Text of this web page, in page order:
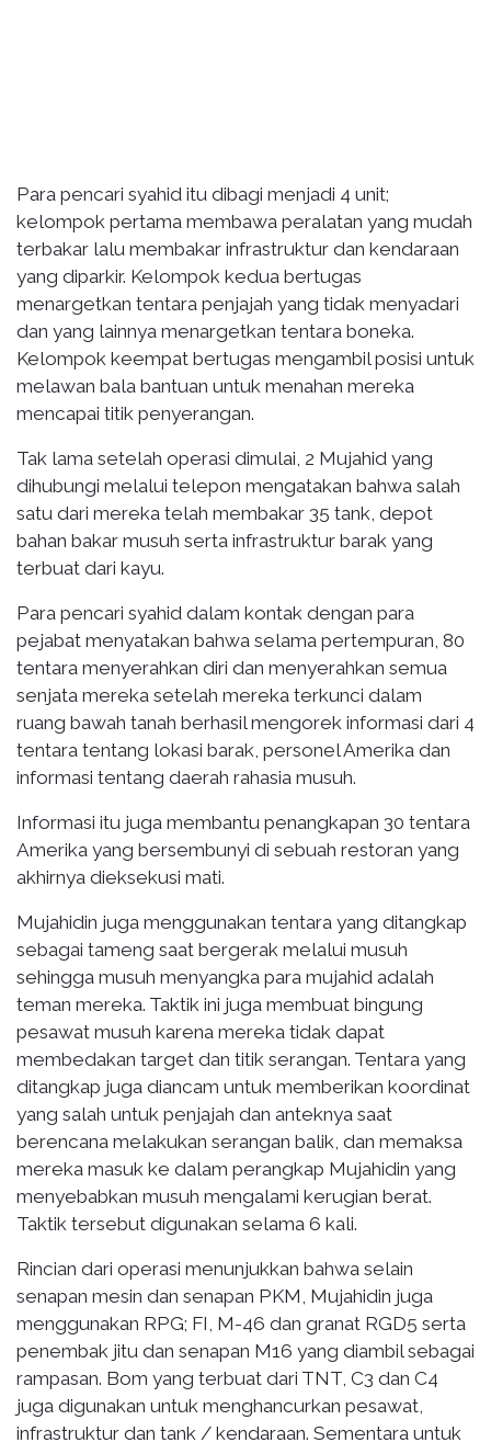
Para pencari syahid itu dibagi menjadi 4 unit;
kelompok pertama membawa peralatan yang mudah
terbakar lalu membakar infrastruktur dan kendaraan
yang diparkir. Kelompok kedua bertugas
menargetkan tentara penjajah yang tidak menyadari
dan yang lainnya menargetkan tentara boneka.
Kelompok keempat bertugas mengambil posisi untuk
melawan bala bantuan untuk menahan mereka
mencapai titik penyerangan.
Tak lama setelah operasi dimulai, 2 Mujahid yang
dihubungi melalui telepon mengatakan bahwa salah
satu dari mereka telah membakar 35 tank, depot
bahan bakar musuh serta infrastruktur barak yang
terbuat dari kayu.
Para pencari syahid dalam kontak dengan para
pejabat menyatakan bahwa selama pertempuran, 80
tentara menyerahkan diri dan menyerahkan semua
senjata mereka setelah mereka terkunci dalam
ruang bawah tanah berhasil mengorek informasi dari 4
tentara tentang lokasi barak, personel Amerika dan
informasi tentang daerah rahasia musuh.
Informasi itu juga membantu penangkapan 30 tentara
Amerika yang bersembunyi di sebuah restoran yang
akhirnya dieksekusi mati.
Mujahidin juga menggunakan tentara yang ditangkap
sebagai tameng saat bergerak melalui musuh
sehingga musuh menyangka para mujahid adalah
teman mereka. Taktik ini juga membuat bingung
pesawat musuh karena mereka tidak dapat
membedakan target dan titik serangan. Tentara yang
ditangkap juga diancam untuk memberikan koordinat
yang salah untuk penjajah dan anteknya saat
berencana melakukan serangan balik, dan memaksa
mereka masuk ke dalam perangkap Mujahidin yang
menyebabkan musuh mengalami kerugian berat.
Taktik tersebut digunakan selama 6 kali.
Rincian dari operasi menunjukkan bahwa selain
senapan mesin dan senapan PKM, Mujahidin juga
menggunakan RPG; FI, M-46 dan granat RGD5 serta
penembak jitu dan senapan M16 yang diambil sebagai
rampasan. Bom yang terbuat dari TNT, C3 dan C4
juga digunakan untuk menghancurkan pesawat,
infrastruktur dan tank / kendaraan. Sementara untuk